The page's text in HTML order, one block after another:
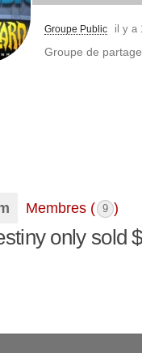
Groupe Public il y a
Groupe de
Membres ( 9 )
only sold